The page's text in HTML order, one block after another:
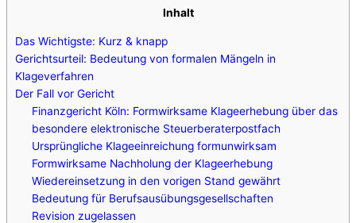
Inhalt
Das Wichtigste: Kurz & knapp
Gerichtsurteil: Bedeutung von formalen Mängeln in
Klageverfahren
Der Fall vor Gericht
Finanzgericht Köln: Formwirksame Klageerhebung über das
besondere elektronische Steuerberaterpostfach
Ursprüngliche Klageeinreichung formunwirksam
Formwirksame Nachholung der Klageerhebung
Wiedereinsetzung in den vorigen Stand gewährt
Bedeutung für Berufsausübungsgesellschaften
Revision zugelassen